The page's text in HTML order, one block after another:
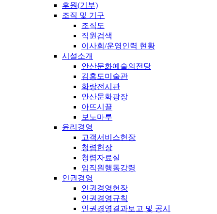
후원(기부)
조직 및 기구
조직도
직원검색
이사회/운영인력 현황
시설소개
안산문화예술의전당
김홍도미술관
화랑전시관
안산문화광장
아뜨시끌
보노마루
윤리경영
고객서비스헌장
청렴헌장
청렴자료실
임직원행동강령
인권경영
인권경영헌장
인권경영규칙
인권경영결과보고 및 공시